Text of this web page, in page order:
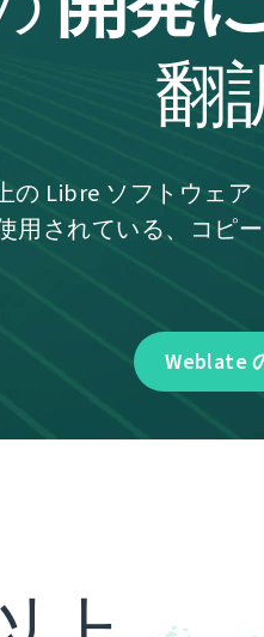
翻
の Libre ソフトウェ
用されている、コピ
Weblate